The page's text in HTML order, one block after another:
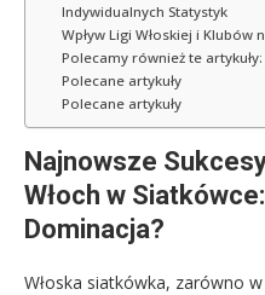
Indywidualnych Statystyk
Wpływ Ligi Włoskiej i Klubów
Polecamy również te artykuły:
Polecane artykuły
Polecane artykuły
Najnowsze
Włoch w
Dominacja?
Włoska siatkówka, zarówno